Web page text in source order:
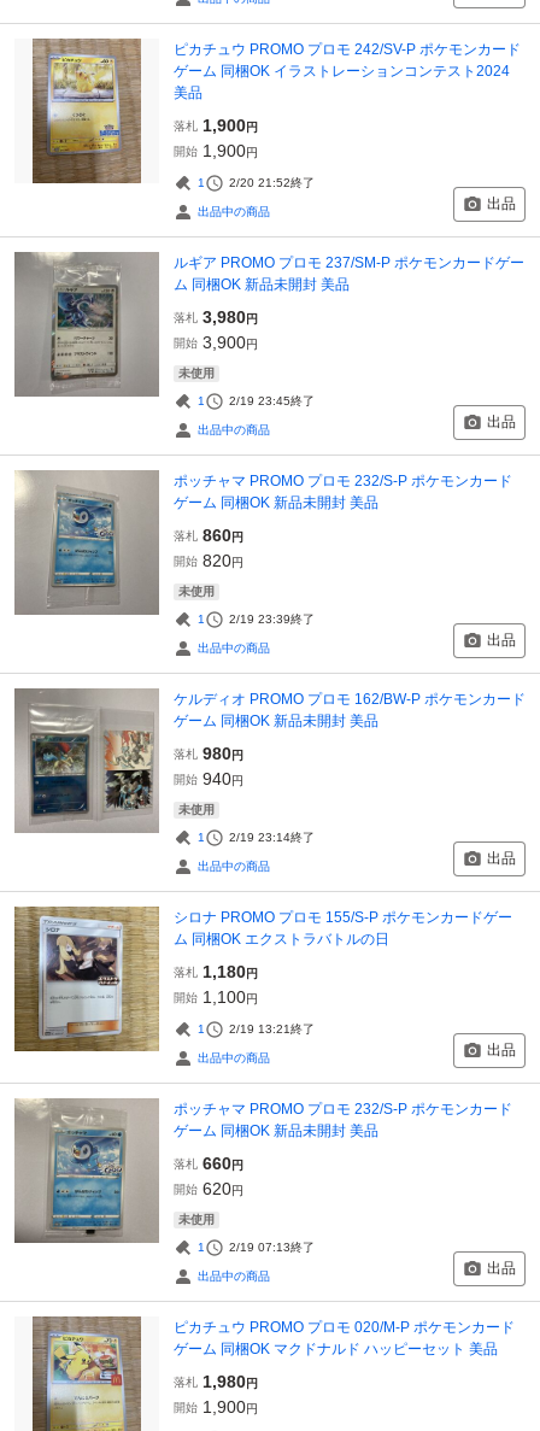
ピカチュウ PROMO プロモ 242/SV-P ポケモンカード
ゲーム 同梱OK イラストレーションコンテスト2024
美品
落札 1,900円
開始 1,900円
1 2/20 21:52終了
出品中の商品 出品
ルギア PROMO プロモ 237/SM-P ポケモンカードゲー
ム 同梱OK 新品未開封 美品
落札 3,980円
開始 3,900円
未使用
1 2/19 23:45終了
出品中の商品 出品
ポッチャマ PROMO プロモ 232/S-P ポケモンカード
ゲーム 同梱OK 新品未開封 美品
落札 860円
開始 820円
未使用
1 2/19 23:39終了
出品中の商品 出品
ケルディオ PROMO プロモ 162/BW-P ポケモンカード
ゲーム 同梱OK 新品未開封 美品
落札 980円
開始 940円
未使用
1 2/19 23:14終了
出品中の商品 出品
シロナ PROMO プロモ 155/S-P ポケモンカードゲー
ム 同梱OK エクストラバトルの日
落札 1,180円
開始 1,100円
1 2/19 13:21終了
出品中の商品 出品
ポッチャマ PROMO プロモ 232/S-P ポケモンカード
ゲーム 同梱OK 新品未開封 美品
落札 660円
開始 620円
未使用
1 2/19 07:13終了
出品中の商品 出品
ピカチュウ PROMO プロモ 020/M-P ポケモンカード
ゲーム 同梱OK マクドナルド ハッピーセット 美品
落札 1,980円
開始 1,900円